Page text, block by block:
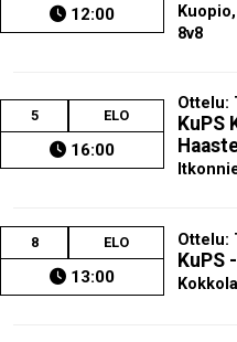
12:00
8v8
5 ELO
16:00
Ottelu:
KuPS
8 ELO
13:00
Ottelu:
KuPS